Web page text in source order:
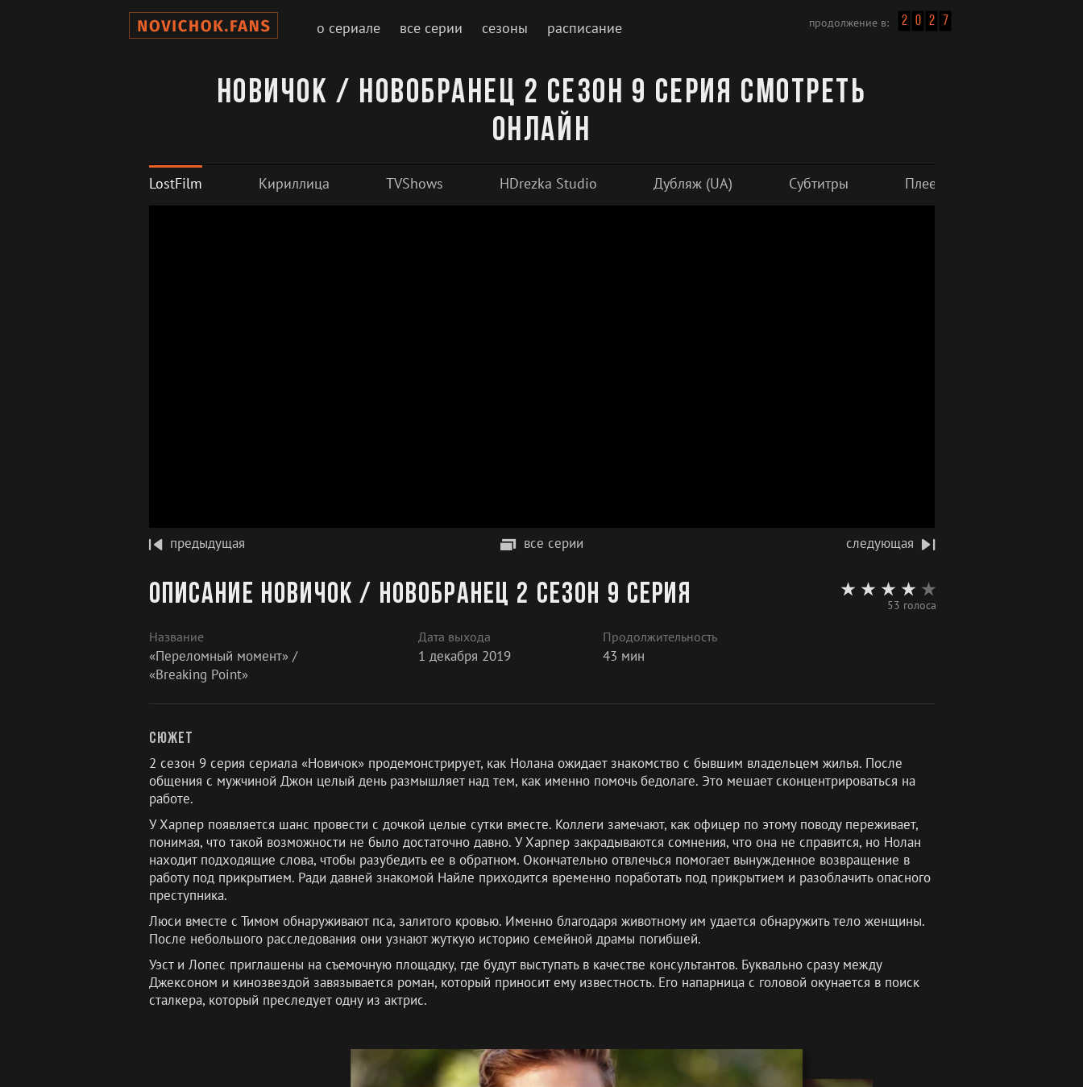
о сериале все серии сезоны расписание продолжение в: 2 0 2 7
Новичок / Новобранец 2 сезон 9 серия смотреть
онлайн
LostFilm Кириллица TVShows HDrezka Studio Дубляж (UA) Субтитры Плеер
предыдущая все серии следующая
53 голоса
Описание Новичок / Новобранец 2 сезон 9 серия
Название
«Переломный момент» /
«Breaking Point»
Дата выхода
1 декабря 2019
Продолжительность
43 мин
Сюжет
2 сезон 9 серия сериала «Новичок» продемонстрирует, как Нолана ожидает знакомство с бывшим владельцем жилья. После
общения с мужчиной Джон целый день размышляет над тем, как именно помочь бедолаге. Это мешает сконцентрироваться на
работе.
У Харпер появляется шанс провести с дочкой целые сутки вместе. Коллеги замечают, как офицер по этому поводу переживает,
понимая, что такой возможности не было достаточно давно. У Харпер закрадываются сомнения, что она не справится, но Нолан
находит подходящие слова, чтобы разубедить ее в обратном. Окончательно отвлечься помогает вынужденное возвращение в
работу под прикрытием. Ради давней знакомой Найле приходится временно поработать под прикрытием и разоблачить опасного
преступника.
Люси вместе с Тимом обнаруживают пса, залитого кровью. Именно благодаря животному им удается обнаружить тело женщины.
После небольшого расследования они узнают жуткую историю семейной драмы погибшей.
Уэст и Лопес приглашены на съемочную площадку, где будут выступать в качестве консультантов. Буквально сразу между
Джексоном и кинозвездой завязывается роман, который приносит ему известность. Его напарница с головой окунается в поиск
сталкера, который преследует одну из актрис.